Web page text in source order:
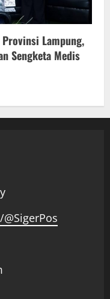
Lampung,
Sengketa Medis